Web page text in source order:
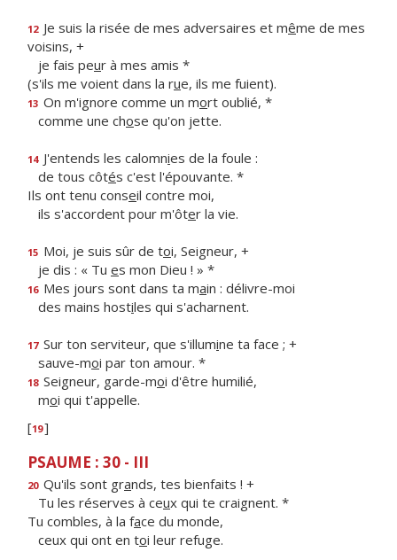
12 Je suis la risée de mes adversaires et même de mes
voisins, +
je fais peur à mes amis *
(s'ils me voient dans la rue, ils me fuient).
13 On m'ignore comme un mort oublié, *
comme une chose qu'on jette.
14 J'entends les calomnies de la foule :
de tous côtés c'est l'épouvante. *
Ils ont tenu conseil contre moi,
ils s'accordent pour m'ôter la vie.
15 Moi, je suis sûr de toi, Seigneur, +
je dis : « Tu es mon Dieu ! » *
16 Mes jours sont dans ta main : délivre-moi
des mains hostiles qui s'acharnent.
17 Sur ton serviteur, que s'illumine ta face ; +
sauve-moi par ton amour. *
18 Seigneur, garde-moi d'être humilié,
moi qui t'appelle.
[19]
PSAUME : 30 - III
20 Qu'ils sont grands, tes bienfaits ! +
Tu les réserves à ceux qui te craignent. *
Tu combles, à la face du monde,
ceux qui ont en toi leur refuge.